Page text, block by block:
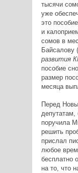
тысячи
уже
это
и
сомов в
Байсалову (
развития
пособие
размер
месяца
Перед
депутатам,
поручила
решить
прислал
любое
бесплатно
на то, что